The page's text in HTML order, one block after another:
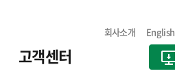
고객센터
회사소개 English